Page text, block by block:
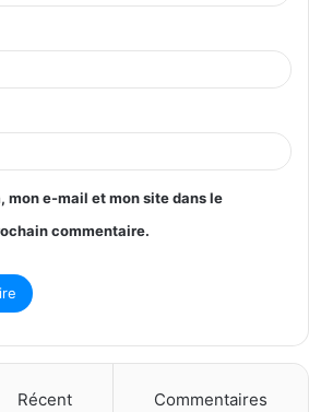
mon e-mail et mon site dans le
commentaire.
Récent Commentaires